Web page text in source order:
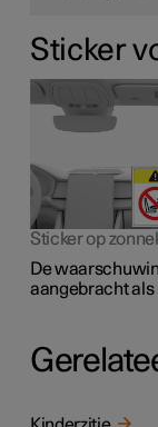
Sticker
Sticker op
De
aangebracht als